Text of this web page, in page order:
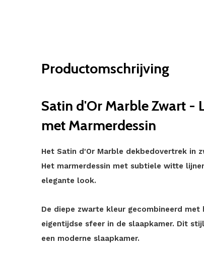
Productomschrijving
Satin d'Or Marble Zwart -
met Marmerdessin
Het Satin d'Or Marble dekbedovertrek in
Het marmerdessin met subtiele witte
elegante look.
De diepe zwarte kleur gecombineerd
eigentijdse sfeer in de slaapkamer. Dit
een moderne slaapkamer.